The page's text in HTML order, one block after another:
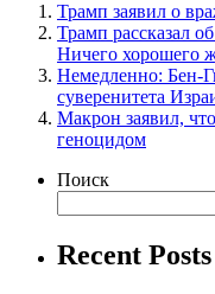
Трамп заявил о
Трамп рассказал
Ничего хорошего
Немедленно: Бен-
суверенитета
Макрон заявил,
геноцидом
Поиск
Recent Posts